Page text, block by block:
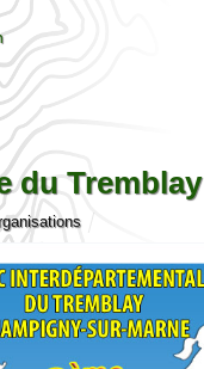
du Tremblay